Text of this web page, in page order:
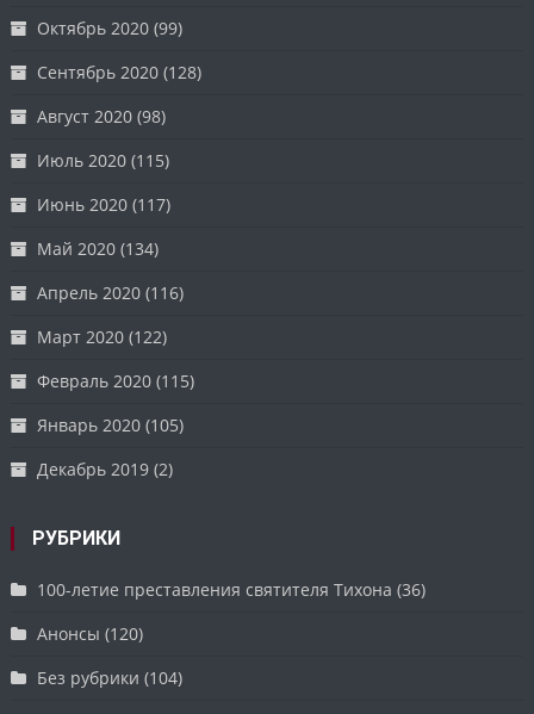
Октябрь 2020 (99)
Сентябрь 2020 (128)
Август 2020 (98)
Июль 2020 (115)
Июнь 2020 (117)
Май 2020 (134)
Апрель 2020 (116)
Март 2020 (122)
Февраль 2020 (115)
Январь 2020 (105)
Декабрь 2019 (2)
РУБРИКИ
100-летие преставления святителя Тихона (36)
Анонсы (120)
Без рубрики (104)